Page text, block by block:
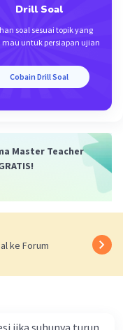
Drill Soal
soal sesuai topik yang
mau untuk persiapan ujian
Cobain Drill Soal
Master Teacher
ke Forum